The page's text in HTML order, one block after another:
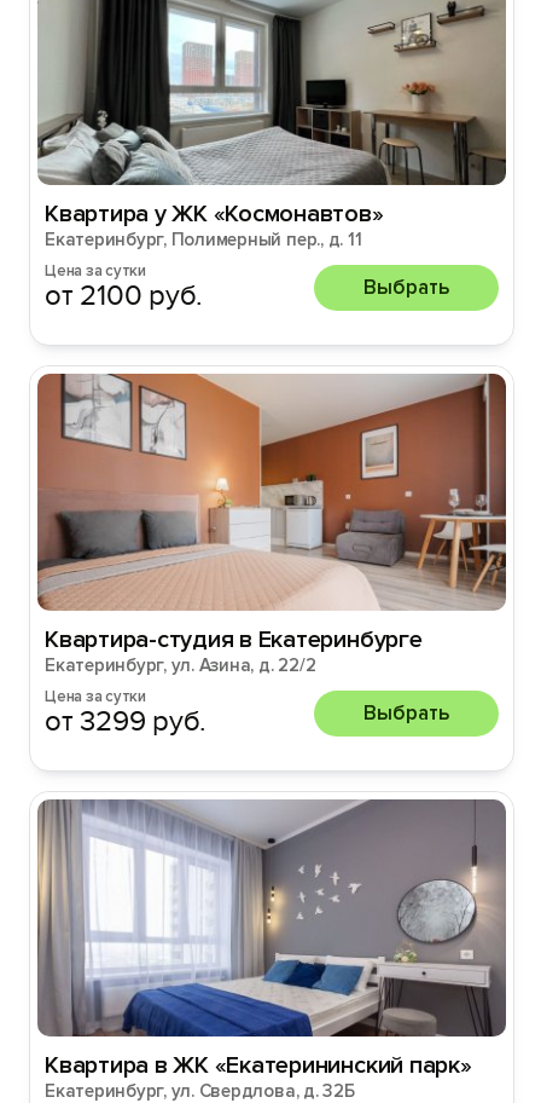
Квартира у ЖК «Космонавтов»
Екатеринбург, Полимерный пер., д. 11
Цена за сутки
от 2100 руб. Выбрать
Квартира-студия в Екатеринбурге
Екатеринбург, ул. Азина, д. 22/2
Цена за сутки
от 3299 руб. Выбрать
Квартира в ЖК «Eкaтepининcкий парк»
Екатеринбург, ул. Свердлова, д. 32Б